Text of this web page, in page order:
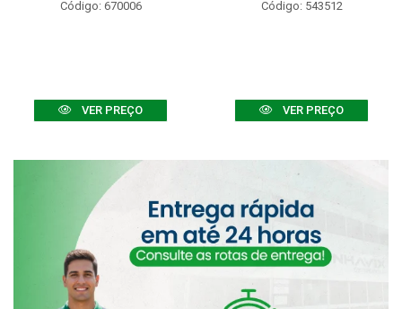
Código: 670006
VER PREÇO
Código: 543512
VER PREÇO